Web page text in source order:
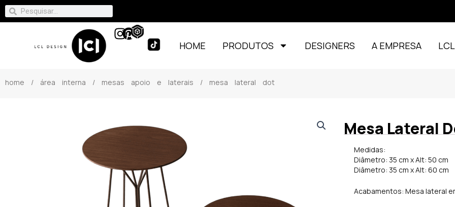
HOME PRODUTOS DESIGNERS A EMPRESA
home / área interna / mesas apoio e laterais / mesa lateral dot
Mesa Lateral
Medidas:
Diâmetro: 35 cm x Alt: 50 cm
Diâmetro: 35 cm x Alt: 60 cm
Acabamentos: Mesa lateral